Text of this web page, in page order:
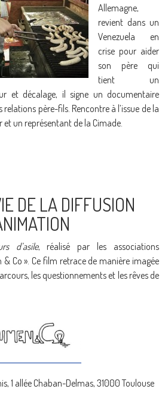
Allemagne,
revient dans un
Venezuela en
crise pour aider
son père qui
tient un
et décalage, il signe un documentaire
père-fils. Rencontre à l’issue de la
et un représentant de la Cimade.
DE LA DIFFUSION
d’asile, réalisé par les associations
& Co ». Ce film retrace de manière imagée
les questionnements et les rêves de
1 allée Chaban-Delmas, 31000 Toulouse